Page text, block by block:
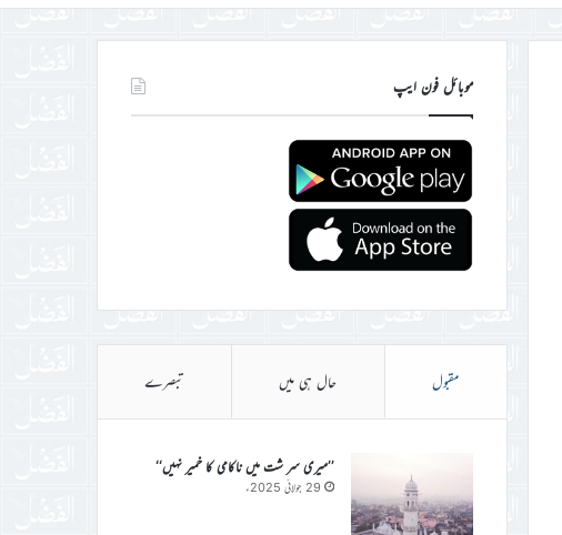
موبائل فون ایپ
مقبول حال ہی میں تبصرے
’’میری سر شت میں ناکامی کا خمیر نہیں‘‘
29 جولائی 2025ء